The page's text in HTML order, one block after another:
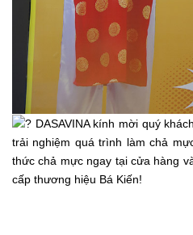
DASAVINA kính mời quý
trải nghiệm quá trình làm chả
thức chả mực ngay tại cửa hàng
cấp thương hiệu Bá Kiến!